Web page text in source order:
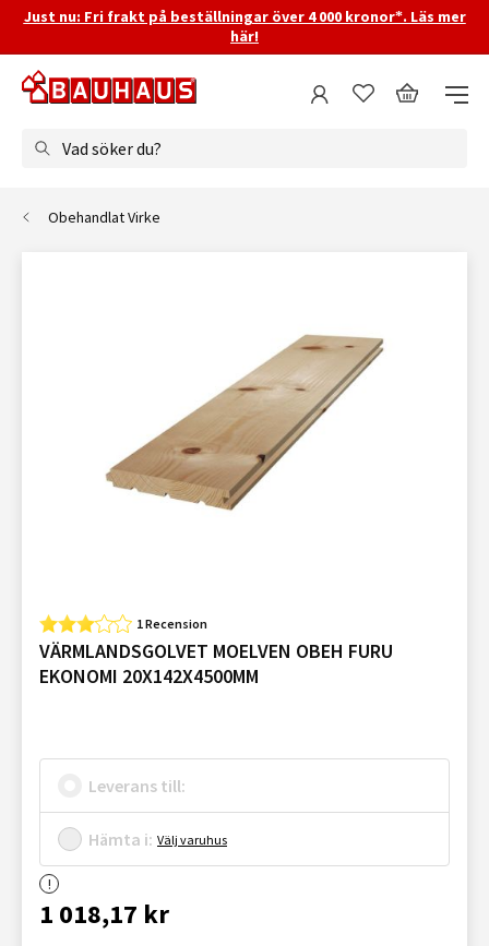
Just nu: Fri frakt på beställningar över 4 000 kronor*. Läs mer
här!
Vad söker du?
Obehandlat Virke
1 Recension
VÄRMLANDSGOLVET MOELVEN OBEH FURU
EKONOMI 20X142X4500MM
Leverans till:
Hämta i: Välj varuhus
1 018,17 kr